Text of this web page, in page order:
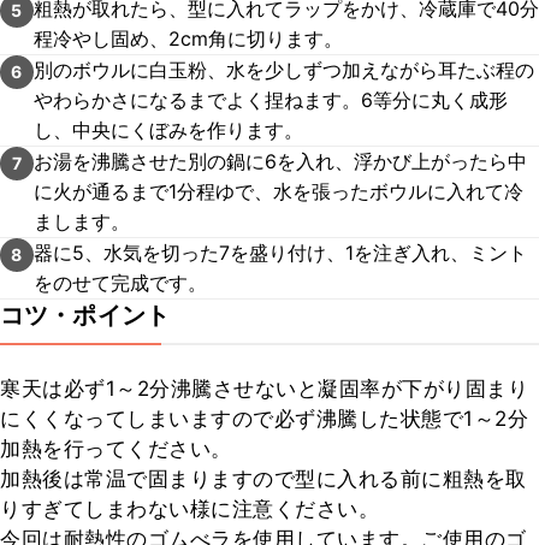
5 粗熱が取れたら、型に入れてラップをかけ、冷蔵庫で40分
程冷やし固め、2cm角に切ります。
6
別のボウルに白玉粉、水を少しずつ加えながら耳たぶ程の
やわらかさになるまでよく捏ねます。6等分に丸く成形
し、中央にくぼみを作ります。
7
お湯を沸騰させた別の鍋に6を入れ、浮かび上がったら中
に火が通るまで1分程ゆで、水を張ったボウルに入れて冷
まします。
8 器に5、水気を切った7を盛り付け、1を注ぎ入れ、ミント
をのせて完成です。
コツ・ポイント
寒天は必ず1～2分沸騰させないと凝固率が下がり固まり
にくくなってしまいますので必ず沸騰した状態で1～2分
加熱を行ってください。
加熱後は常温で固まりますので型に入れる前に粗熱を取
りすぎてしまわない様に注意ください。
今回は耐熱性のゴムべラを使用しています。ご使用のゴ